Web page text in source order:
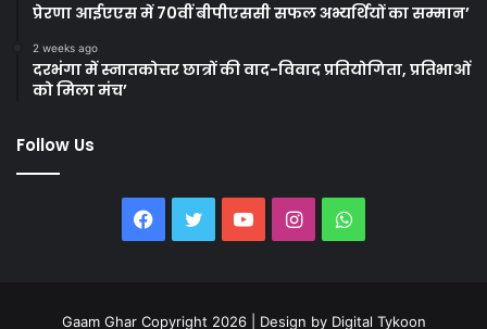
प्रेरणा आईएएस में 70वीं बीपीएससी सफल अभ्यर्थियों का सम्मान’
2 weeks ago
दरभंगा में स्नातकोत्तर छात्रों की वाद-विवाद प्रतियोगिता, प्रतिभाओं
को मिला मंच’
Follow Us
Facebook
TwitterYouTubeInstagramWhatsApp
Gaam Ghar Copyright 2026 | Design by Digital Tykoon